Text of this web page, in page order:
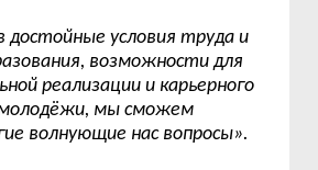
достойные условия труда и
возможности для
реализации и карьерного
мы сможем
волнующие нас вопросы».